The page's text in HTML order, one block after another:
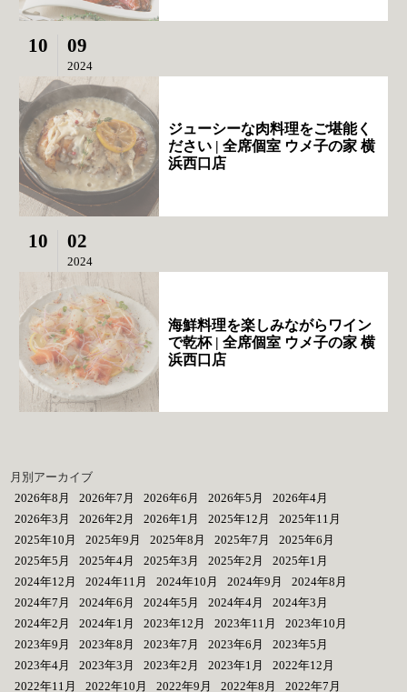
10 09
2024
ジューシーな肉料理をご堪能く
ださい | 全席個室 ウメ子の家 横
浜西口店
10 02
2024
海鮮料理を楽しみながらワイン
で乾杯 | 全席個室 ウメ子の家 横
浜西口店
月別アーカイブ
2026年8月
2026年7月 2026年6月 2026年5月
2026年4月
2026年3月
2026年2月 2026年1月 2025年12月
2025年11月
2025年10月
2025年9月 2025年8月 2025年7月
2025年6月
2025年5月
2025年4月 2025年3月 2025年2月
2025年1月
2024年12月
2024年11月 2024年10月 2024年9月
2024年8月
2024年7月
2024年6月 2024年5月 2024年4月
2024年3月
2024年2月
2024年1月 2023年12月 2023年11月
2023年10月
2023年9月
2023年8月 2023年7月 2023年6月
2023年5月
2023年4月
2023年3月 2023年2月 2023年1月
2022年12月
2022年11月
2022年10月 2022年9月 2022年8月 2022年7月